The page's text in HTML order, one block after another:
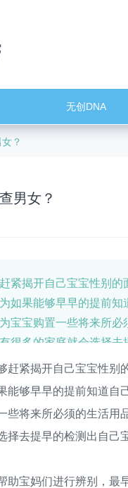
无创DNA
？
男女？
紧揭开自己宝宝性别的
如果能够早早的提前知
宝宝购置一些将来所必
很多的家庭就会选择去
女吗？
紧揭开自己宝宝性别
够早早的提前知道自
将来所必须的生活用
去提早的检测出自己
宝妈们进行辨别，最